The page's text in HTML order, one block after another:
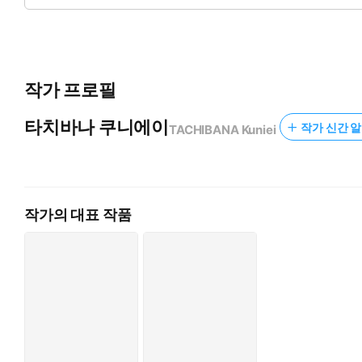
작가 프로필
타치바나 쿠니에이TACHIBANA Kuniei 작가 신간 알
작가의 대표 작품